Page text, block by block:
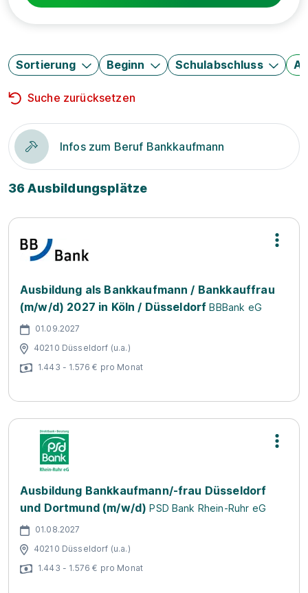
Sortierung Beginn Schulabschluss
Suche zurücksetzen
Infos zum Beruf Bankkaufmann
36 Ausbildungsplätze
Ausbildung als Bankkaufmann / Bankkauffrau
(m/w/d) 2027 in Köln / Düsseldorf BBBank eG
01.09.2027
40210 Düsseldorf (u.a.)
1.443 - 1.576 € pro Monat
Ausbildung Bankkaufmann/-frau Düsseldorf
und Dortmund (m/w/d)PSD Bank Rhein-Ruhr eG
01.08.2027
40210 Düsseldorf (u.a.)
1.443 - 1.576 € pro Monat